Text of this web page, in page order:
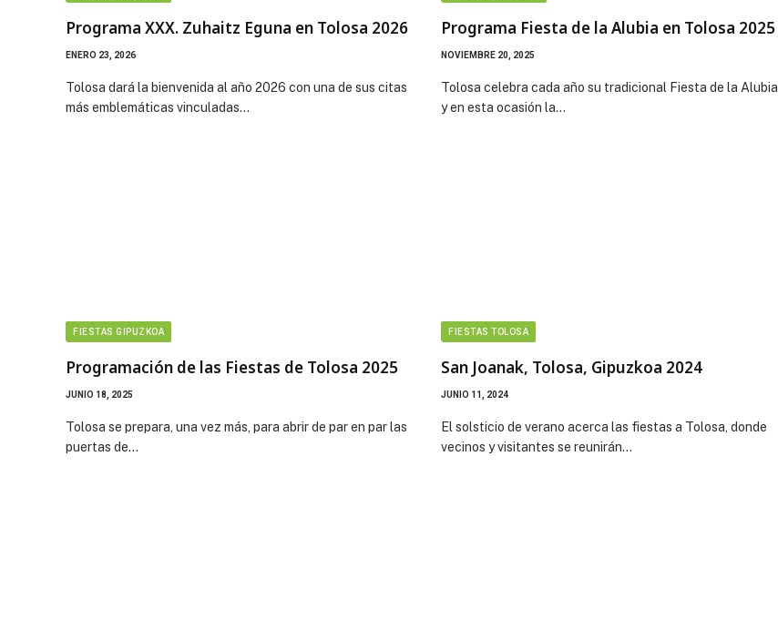
Programa XXX. Zuhaitz Eguna en Tolosa 2026
ENERO 23, 2026
Tolosa dará la bienvenida al año 2026 con una de sus citas
más emblemáticas vinculadas…
Programa Fiesta de la Alubia en Tolosa 2025
NOVIEMBRE 20, 2025
Tolosa celebra cada año su tradicional Fiesta de la Alubia,
y en esta ocasión la…
FIESTAS GIPUZKOA
Programación de las Fiestas de Tolosa 2025
JUNIO 18, 2025
Tolosa se prepara, una vez más, para abrir de par en par las
puertas de…
FIESTAS TOLOSA
San Joanak, Tolosa, Gipuzkoa 2024
JUNIO 11, 2024
El solsticio de verano acerca las fiestas a Tolosa, donde
vecinos y visitantes se reunirán…